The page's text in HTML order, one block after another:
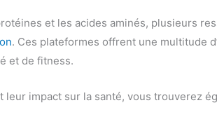
et les acides aminés, plusieurs
. Ces plateformes offrent une multitude
et de fitness.
impact sur la santé, vous trouverez